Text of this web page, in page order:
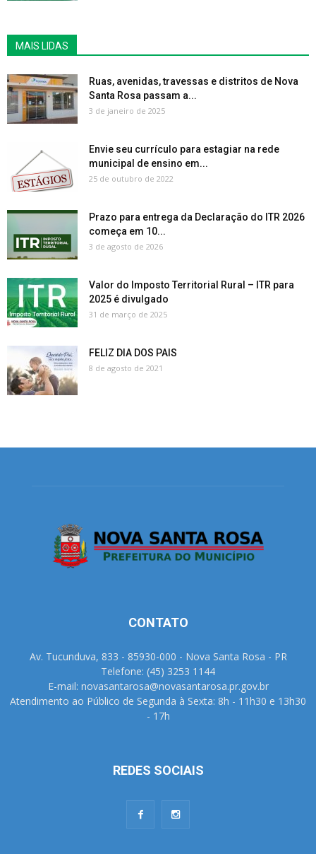
MAIS LIDAS
Ruas, avenidas, travessas e distritos de Nova
Santa Rosa passam a...
3 de janeiro de 2025
Envie seu currículo para estagiar na rede
municipal de ensino em...
25 de outubro de 2022
Prazo para entrega da Declaração do ITR 2026
começa em 10...
3 de agosto de 2026
Valor do Imposto Territorial Rural – ITR para
2025 é divulgado
31 de março de 2025
FELIZ DIA DOS PAIS
8 de agosto de 2021
CONTATO
Av. Tucunduva, 833 - 85930-000 - Nova Santa Rosa - PR
Telefone: (45) 3253 1144
E-mail: novasantarosa@novasantarosa.pr.gov.br
Atendimento ao Público de Segunda à Sexta: 8h - 11h30 e 13h30
- 17h
REDES SOCIAIS